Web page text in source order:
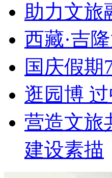
助力文旅
西藏·吉
国庆假期
逛园博
营造文旅
建设素描